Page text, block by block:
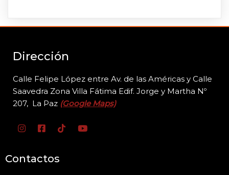
Dirección
Calle Felipe López entre Av. de las Américas y Calle
Saavedra Zona Villa Fátima Edif. Jorge y Martha Nº
207, La Paz (Google Maps)
Contactos